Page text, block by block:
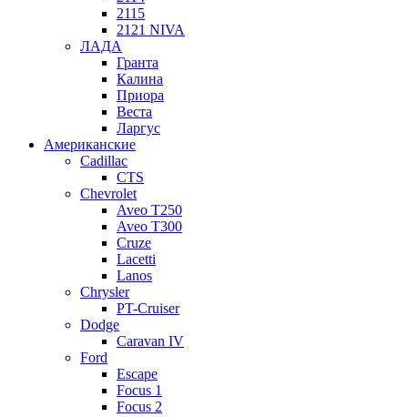
2115
2121 NIVA
ЛАДА
Гранта
Калина
Приора
Веста
Ларгус
Американские
Cadillac
CTS
Chevrolet
Aveo Т250
Aveo T300
Cruze
Lacetti
Lanos
Chrysler
PT-Cruiser
Dodge
Caravan IV
Ford
Escape
Focus 1
Focus 2